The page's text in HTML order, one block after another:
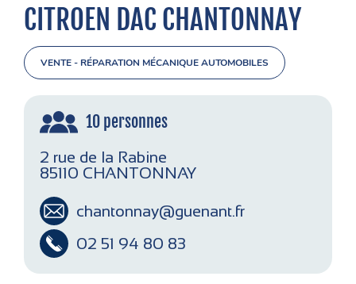
Emploi
Contact
CITROEN DAC CHANTONNAY
VENTE - RÉPARATION MÉCANIQUE AUTOMOBILES
10 personnes
2 rue de la Rabine
85110 CHANTONNAY
chantonnay@guenant.fr
02 51 94 80 83